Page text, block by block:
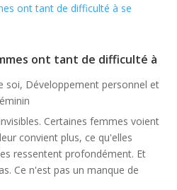
ont tant de difficulté à
soi, Développement personnel et
Certaines femmes voient
convient plus, ce qu'elles
ressentent profondément. Et
Ce n'est pas un manque de